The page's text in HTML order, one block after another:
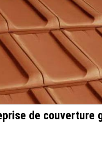
de couverture